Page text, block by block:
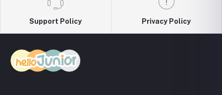
Support Policy Privacy Policy